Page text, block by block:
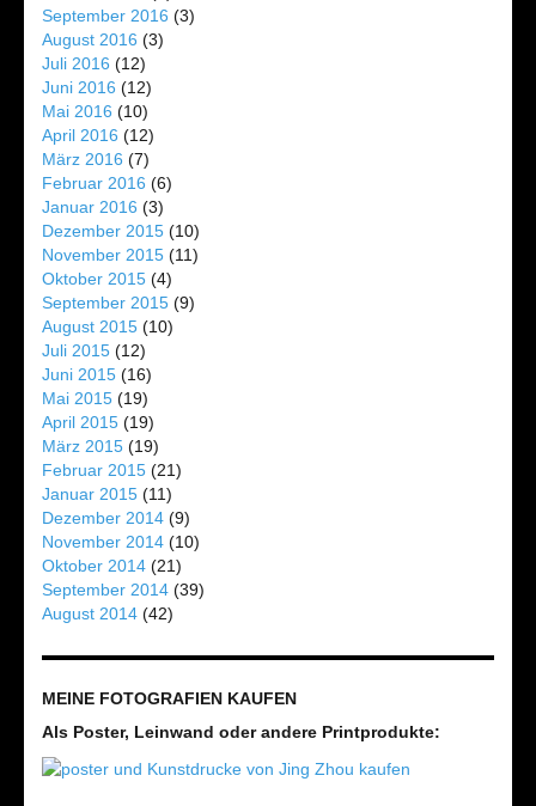
September 2016 (3)
August 2016 (3)
Juli 2016 (12)
Juni 2016 (12)
Mai 2016 (10)
April 2016 (12)
März 2016 (7)
Februar 2016 (6)
Januar 2016 (3)
Dezember 2015 (10)
November 2015 (11)
Oktober 2015 (4)
September 2015 (9)
August 2015 (10)
Juli 2015 (12)
Juni 2015 (16)
Mai 2015 (19)
April 2015 (19)
März 2015 (19)
Februar 2015 (21)
Januar 2015 (11)
Dezember 2014 (9)
November 2014 (10)
Oktober 2014 (21)
September 2014 (39)
August 2014 (42)
MEINE FOTOGRAFIEN KAUFEN
Als Poster, Leinwand oder andere Printprodukte: